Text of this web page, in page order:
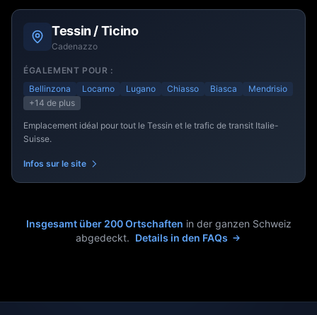
Tessin / Ticino
Cadenazzo
ÉGALEMENT POUR :
Bellinzona
Locarno Lugano Chiasso Biasca
Mendrisio
+14 de plus
Emplacement idéal pour tout le Tessin et le trafic de transit Italie-
Suisse.
Infos sur le site
Insgesamt über 200 Ortschaften in der ganzen Schweiz
abgedeckt. Details in den FAQs